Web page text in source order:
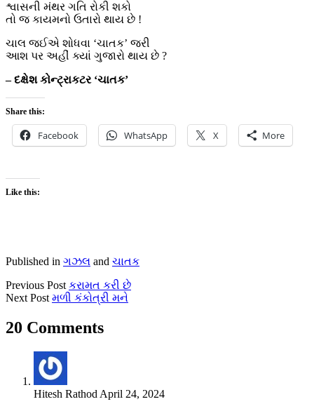
શ્વાસની મંથર ગતિ રોકી શકો
તો જ કાયમનો ઉતારો થાય છે !
ચાલ જઈએ શોધવા ‘ચાતક’ જરી
આશ પર અહીં ક્યાં ગુજારો થાય છે ?
– દક્ષેશ કોન્ટ્રાકટર ‘ચાતક’
Share this:
Facebook WhatsApp X More
Like this:
Published in ગઝલ and ચાતક
Previous Post કરામત કરી છે
Next Post મળી કંકોત્રી મને
20 Comments
Hitesh Rathod April 24, 2024